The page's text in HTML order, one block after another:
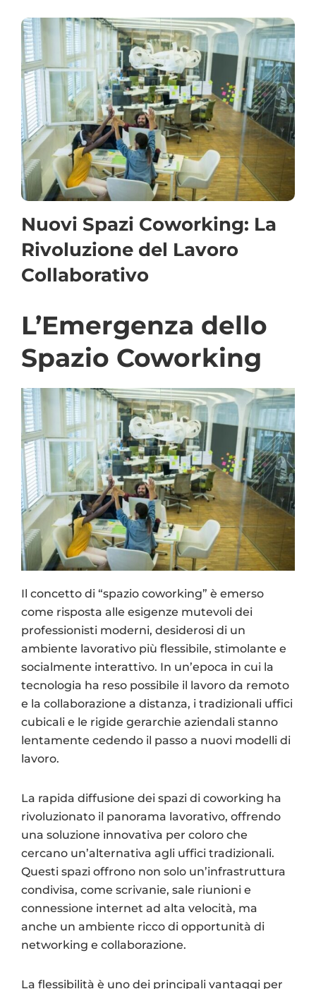
Nuovi Spazi Coworking: La
Rivoluzione del Lavoro
Collaborativo
L’Emergenza dello
Spazio Coworking
Il concetto di “spazio coworking” è emerso
come risposta alle esigenze mutevoli dei
professionisti moderni, desiderosi di un
ambiente lavorativo più flessibile, stimolante e
socialmente interattivo. In un’epoca in cui la
tecnologia ha reso possibile il lavoro da remoto
e la collaborazione a distanza, i tradizionali uffici
cubicali e le rigide gerarchie aziendali stanno
lentamente cedendo il passo a nuovi modelli di
lavoro.
La rapida diffusione dei spazi di coworking ha
rivoluzionato il panorama lavorativo, offrendo
una soluzione innovativa per coloro che
cercano un’alternativa agli uffici tradizionali.
Questi spazi offrono non solo un’infrastruttura
condivisa, come scrivanie, sale riunioni e
connessione internet ad alta velocità, ma
anche un ambiente ricco di opportunità di
networking e collaborazione.
La flessibilità è uno dei principali vantaggi per